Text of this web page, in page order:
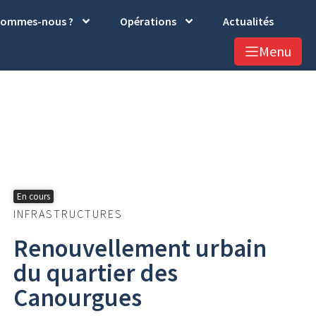
nous ? Opérations Actualités
Menu
En cours
INFRASTRUCTURES
Renouvellement urbain
du quartier des
Canourgues